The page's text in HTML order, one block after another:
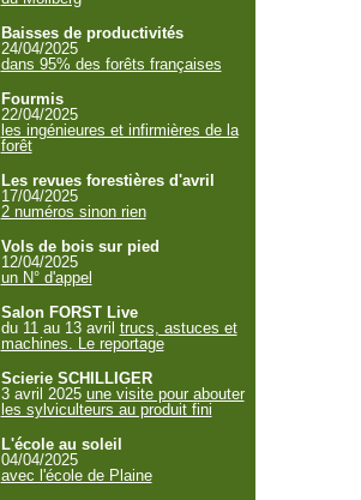
Baisses de productivités
24/04/2025
dans 95% des forêts françaises
Fourmis
22/04/2025
les ingénieures et infirmières de la
forêt
Les revues forestières d'avril
17/04/2025
2 numéros sinon rien
Vols de bois sur pied
12/04/2025
un N° d'appel
Salon FORST Live
du 11 au 13 avril trucs, astuces et
machines. Le reportage
Scierie SCHILLIGER
3 avril 2025 une visite pour abouter
les sylviculteurs au produit fini
L'école au soleil
04/04/2025
avec l'école de Plaine